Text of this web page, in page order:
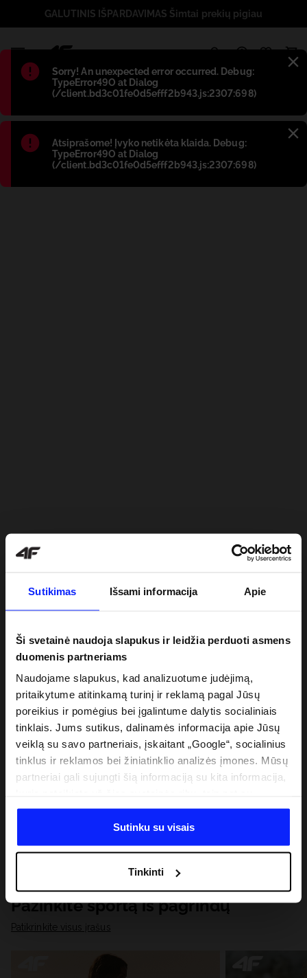
Sutikimas Išsami informacija Apie
Ši svetainė naudoja slapukus ir leidžia perduoti asmens
duomenis partneriams
Naudojame slapukus, kad analizuotume judėjimą,
pritaikytume atitinkamą turinį ir reklamą pagal Jūsų
poreikius ir pomėgius bei įgalintume dalytis socialiniais
tinklais. Jums sutikus, dalinamės informacija apie Jūsų
veiklą su savo partneriais, įskaitant „Google“, socialinius
tinklus ir reklamos bei žiniatinklio analizės įmones. Mūsų
partneriai gali sujungti šią informaciją su kita informacija,
duomenimis, kuriuos jie gauna, kai naudojatės jų
paslaugomis. Gavus Jūsų leidimą, mes galime perduoti
Jūsų asmeninę informaciją savo partneriams, siekdami
analitinius tyrimus, pritaikyti turinį ir tobulinti mūsų
partnerių siūlomus sprendimus (pvz., socialinius tinklus).
Išsamią informaciją rasite mūsų Privatumo politikoje ir
skiltyje „Išsami informacija“.
Sutinku su visais
Tinkinti
Błąd:
Sorry! An unexpected error occurred. Debug:
TypeError49O at Dialog
(/client.bd3c01fe0d5efff2b943.js:2307:698)
Błąd:
Atsiprašome! Įvyko netikėta klaida. Debug:
TypeError49O at Dialog
(/client.bd3c01fe0d5efff2b943.js:2307:698)
GALUTINIS IŠPARDAVIMAS Šimtai prekių pigiau
Pažinkite sportą iš pagrindų
Patikrinkite visus įrašus